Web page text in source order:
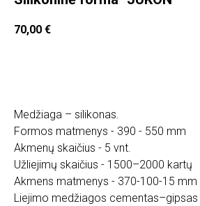
70,00 €
Medžiaga – silikonas.
Formos matmenys - 390 - 550 mm
Akmenų skaičius - 5 vnt.
Užliejimų skaičius - 1500–2000 kartų
Akmens matmenys - 370-100-15 mm
Liejimo medžiagos cementas–gipsas